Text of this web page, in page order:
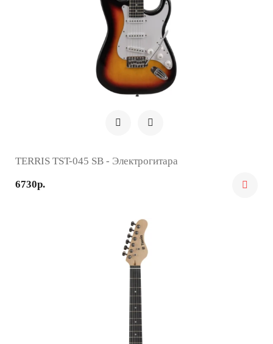
TERRIS TST-045 SB - Электрогитара
6730р.